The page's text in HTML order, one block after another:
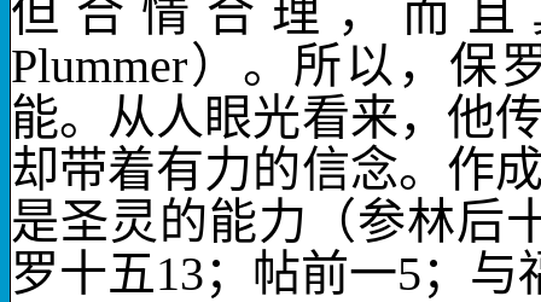
但合情合理，而
Plummer）。所以，保
能。从人眼光看来，他
却带着有力的信念。作
是圣灵的能力 （参林后
罗十五13；帖前一5；与